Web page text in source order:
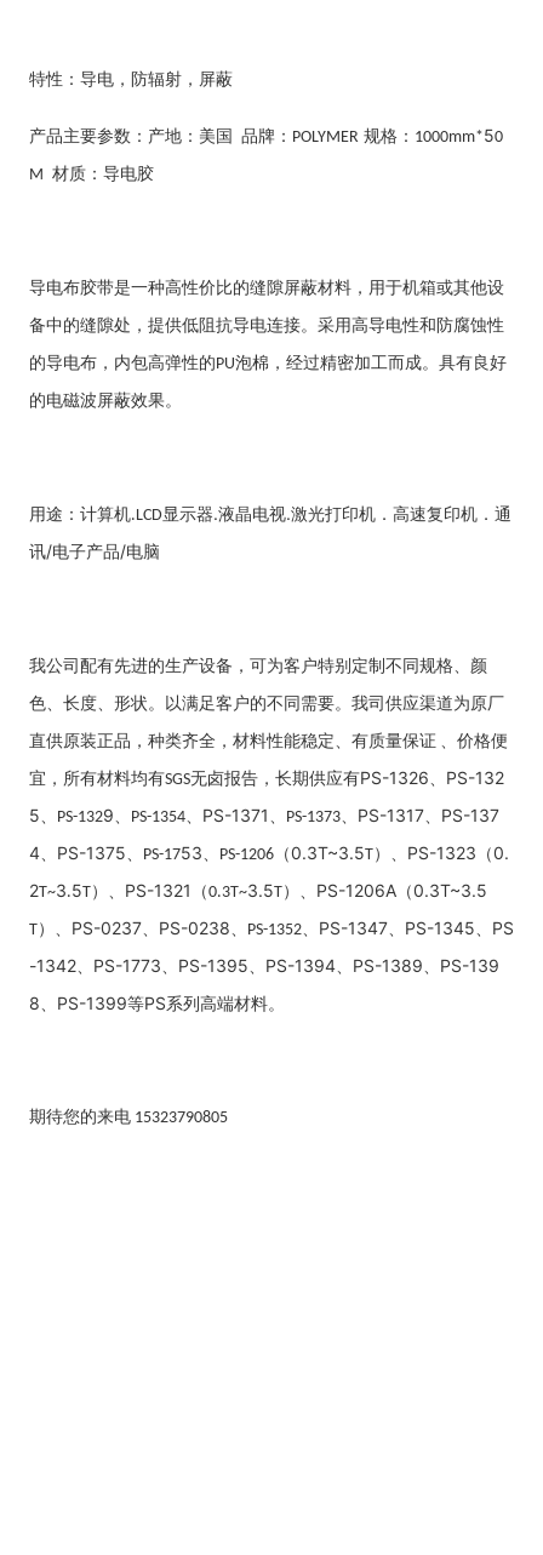
特性：导电，防辐射，屏蔽
产品主要参数：产地：美国 品牌： POLYMER 规格： 1000mm*50
M 材质：导电胶
导电布胶带是一种高性价比的缝隙屏蔽材料，用于机箱或其他设
备中的缝隙处，提供低阻抗导电连接。采用高导电性和防腐蚀性
的导电布，内包高弹性的PU泡棉，经过精密加工而成。具有良好
的电磁波屏蔽效果。
用途：计算机.LCD显示器.液晶电视.激光打印机．高速复印机．通
讯/电子产品/电脑
我公司配有先进的生产设备，可为客户特别定制不同规格、颜
色、长度、形状。以满足客户的不同需要。我司供应渠道为原厂
直供原装正品，种类齐全，材料性能稳定、有质量保证
、价格便
宜，所有材料均有SGS无卤报告，长期供应有PS-1326
PS-132
5
PS-1329 PS-1354 PS-1371 PS-1373 PS-1317
PS-137
4
PS-1375 PS-1753 PS-1206 （0.3T~3.5T）、 PS-1323 （0.
2T~3.5T）、 PS-1321 （0.3T~3.5T）、 PS-1206A （0.3T~3.5
T）、 PS-0237 PS-0238 PS-1352 PS-1347 PS-1345
PS
-1342
PS-1773 PS-1395 PS-1394 PS-1389
PS-139
8
PS-1399等PS系列高端材料。
期待您的来电 15323790805